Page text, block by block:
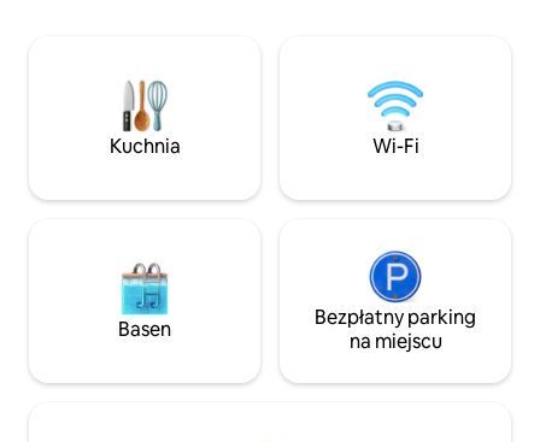
zaprojektowanych z myślą o komforcie
i cieple, z drewnianymi meblami w stylu
balijskim i żywymi dziełami sztuki. Odkryj
wyjątkowe miejsce na wypoczynek
udogodnieniami.
Dogodna
od Gurney Plaza,
Gurney Drive i
jest to idealna
pobyty
Kuchnia Wi-Fi
Basen
Bezpłatny parking
na miejscu